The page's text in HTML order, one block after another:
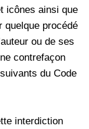
icônes ainsi que
quelque procédé
ou de ses
contrefaçon
du Code
interdiction